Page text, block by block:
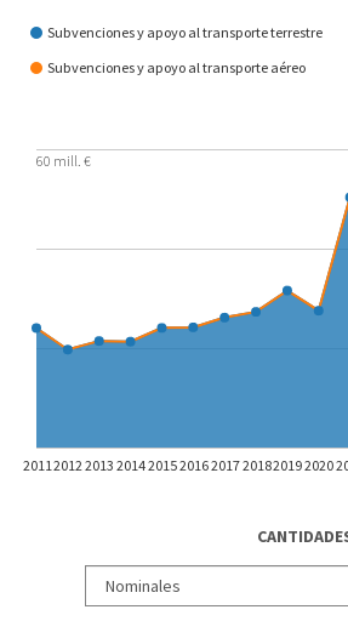
¿En qué se gasta?
Subvenciones y apoyo al transporte terrestre
Subvenciones y apoyo al transporte aéreo
2011 2012 2013 2014201520162017201820192020
60 mill. €